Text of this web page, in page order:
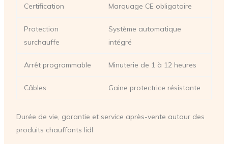
Certification Marquage CE obligatoire
Protection
surchauffe
Système automatique
intégré
Arrêt programmable Minuterie de 1 à 12 heures
Câbles Gaine protectrice résistante
Durée de vie, garantie et service après-vente autour des
produits chauffants lidl